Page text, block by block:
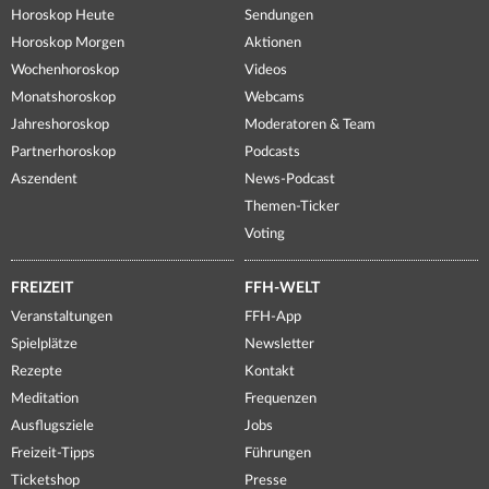
Horoskop Heute
Horoskop Morgen
Wochenhoroskop
Monatshoroskop
Jahreshoroskop
Partnerhoroskop
Aszendent
Sendungen
Aktionen
Videos
Webcams
Moderatoren & Team
Podcasts
News-Podcast
Themen-Ticker
Voting
FREIZEIT
Veranstaltungen
Spielplätze
Rezepte
Meditation
Ausflugsziele
Freizeit-Tipps
Ticketshop
FFH-WELT
FFH-App
Newsletter
Kontakt
Frequenzen
Jobs
Führungen
Presse